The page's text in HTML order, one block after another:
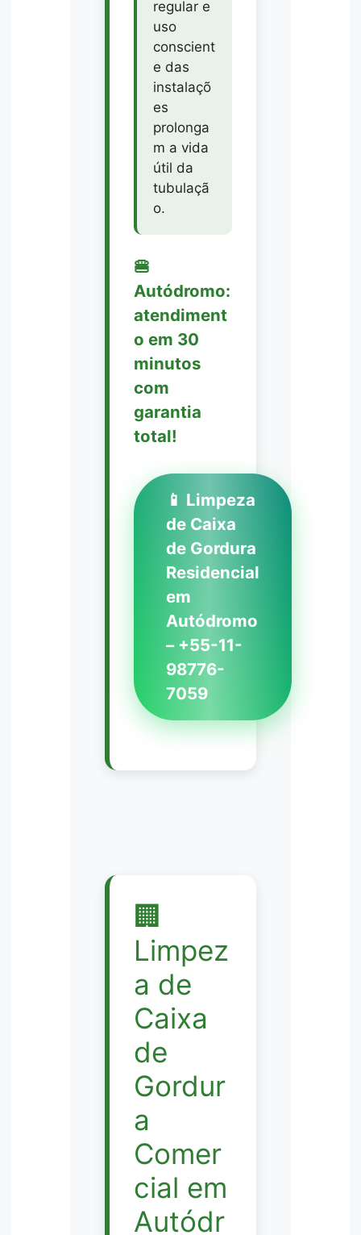
regular e
uso
conscient
e das
instalaçõ
es
prolonga
m a vida
útil da
tubulaçã
o.
🍔
Autódromo:
atendiment
o em 30
minutos
com
garantia
total!
📱 Limpeza
de Caixa
de Gordura
Residencial
em
Autódromo
– +55-11-
98776-
7059
🏢
Limpez
a de
Caixa
de
Gordur
a
Comer
cial em
Autódr